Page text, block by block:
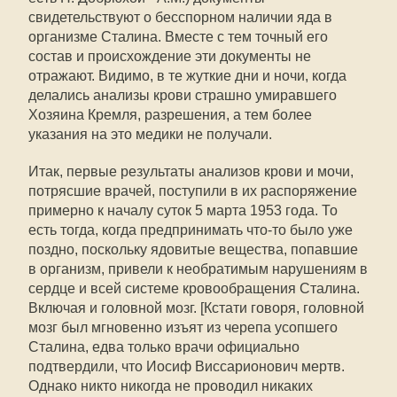
свидетельствуют о бесспорном наличии яда в
организме Сталина. Вместе с тем точный его
состав и происхождение эти документы не
отражают. Видимо, в те жуткие дни и ночи, когда
делались анализы крови страшно умиравшего
Хозяина Кремля, разрешения, а тем более
указания на это медики не получали.
Итак, первые результаты анализов крови и мочи,
потрясшие врачей, поступили в их распоряжение
примерно к началу суток 5 марта 1953 года. То
есть тогда, когда предпринимать что-то было уже
поздно, поскольку ядовитые вещества, попавшие
в организм, привели к необратимым нарушениям в
сердце и всей системе кровообращения Сталина.
Включая и головной мозг. [Кстати говоря, головной
мозг был мгновенно изъят из черепа усопшего
Сталина, едва только врачи официально
подтвердили, что Иосиф Виссарионович мертв.
Однако никто никогда не проводил никаких